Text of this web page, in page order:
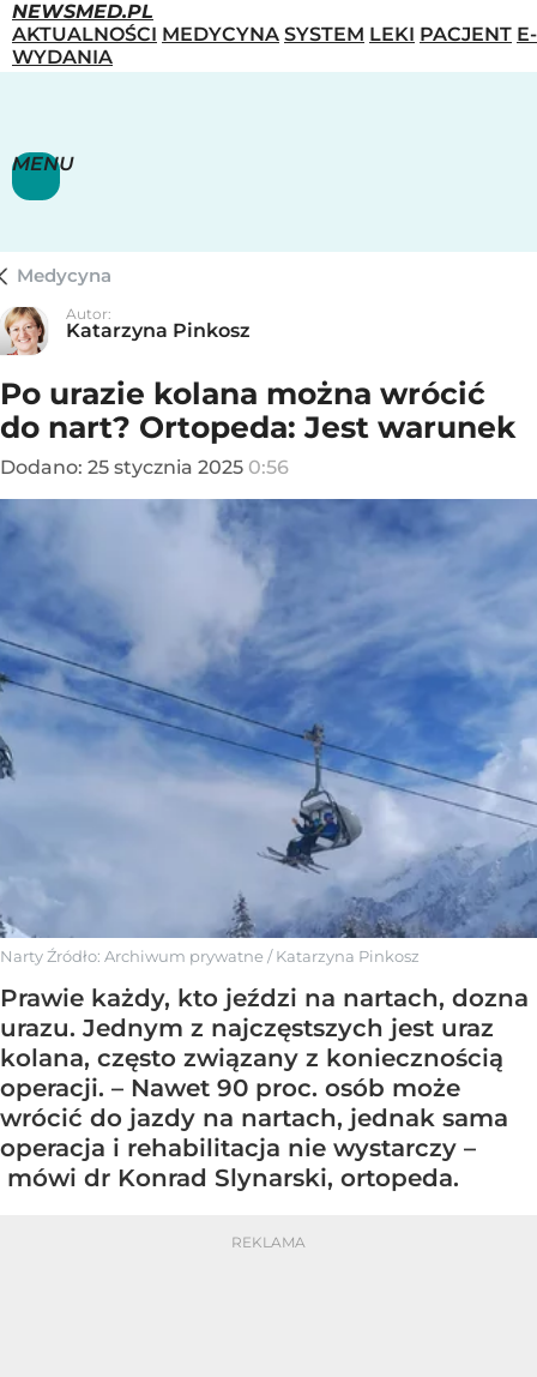
NEWSMED.PL
AKTUALNOŚCI MEDYCYNA SYSTEM LEKI PACJENT E-
WYDANIA
MENU
Medycyna
Autor:
Katarzyna Pinkosz
Po urazie kolana można wrócić
do nart? Ortopeda: Jest warunek
Dodano: 25 stycznia 2025 0:56
NartyŹródło: Archiwum prywatne /Katarzyna Pinkosz
Prawie każdy, kto jeździ na nartach, dozna
urazu. Jednym z najczęstszych jest uraz
kolana, często związany z koniecznością
operacji. – Nawet 90 proc. osób może
wrócić do jazdy na nartach, jednak sama
operacja i rehabilitacja nie wystarczy –
mówi dr Konrad Slynarski, ortopeda.